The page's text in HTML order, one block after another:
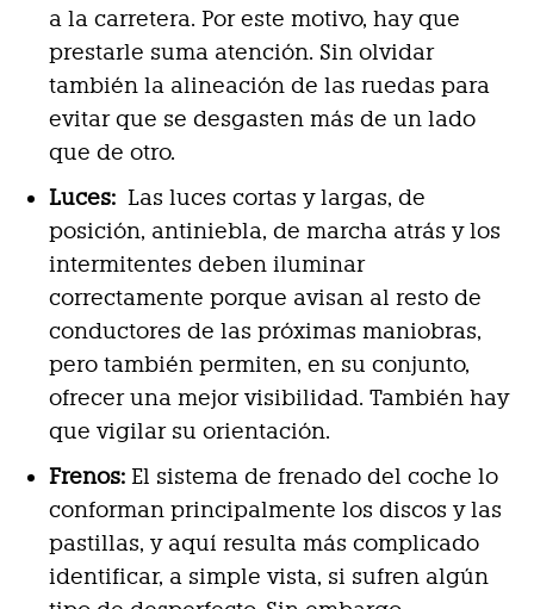
a la carretera. Por este motivo, hay que
prestarle suma atención. Sin olvidar
también la alineación de las ruedas para
evitar que se desgasten más de un lado
que de otro.
Luces: Las luces cortas y largas, de
posición, antiniebla, de marcha atrás y los
intermitentes deben iluminar
correctamente porque avisan al resto de
conductores de las próximas maniobras,
pero también permiten, en su conjunto,
ofrecer una mejor visibilidad. También hay
que vigilar su orientación.
Frenos: El sistema de frenado del coche lo
conforman principalmente los discos y las
pastillas, y aquí resulta más complicado
identificar, a simple vista, si sufren algún